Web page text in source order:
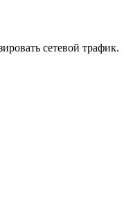
сетевой трафик.